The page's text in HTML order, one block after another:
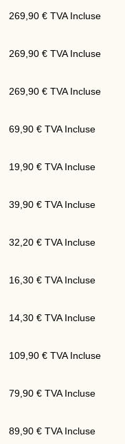
269,90 € TVA Incluse
269,90 € TVA Incluse
269,90 € TVA Incluse
69,90 € TVA Incluse
19,90 € TVA Incluse
39,90 € TVA Incluse
32,20 € TVA Incluse
16,30 € TVA Incluse
14,30 € TVA Incluse
109,90 € TVA Incluse
79,90 € TVA Incluse
89,90 € TVA Incluse